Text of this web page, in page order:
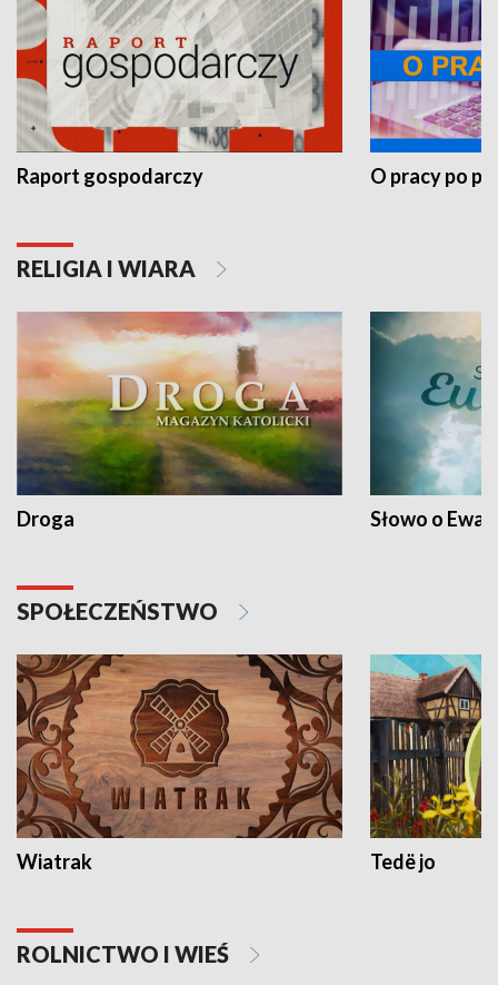
Raport gospodarczy O pracy po
RELIGIA I WIARA
Droga Słowo o
SPOŁECZEŃSTWO
Wiatrak Tedë jo
ROLNICTWO I WIEŚ